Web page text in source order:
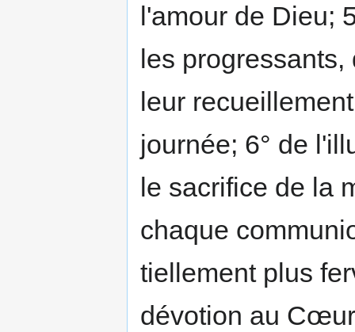
l'amour de Dieu;
les
leur
journée; 6° de
le sacrifice de la
chaque
tiellement plus
dévo­tion au